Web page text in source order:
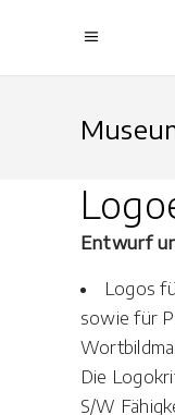
Entwurf
Logos
sowie für
Die
S/W